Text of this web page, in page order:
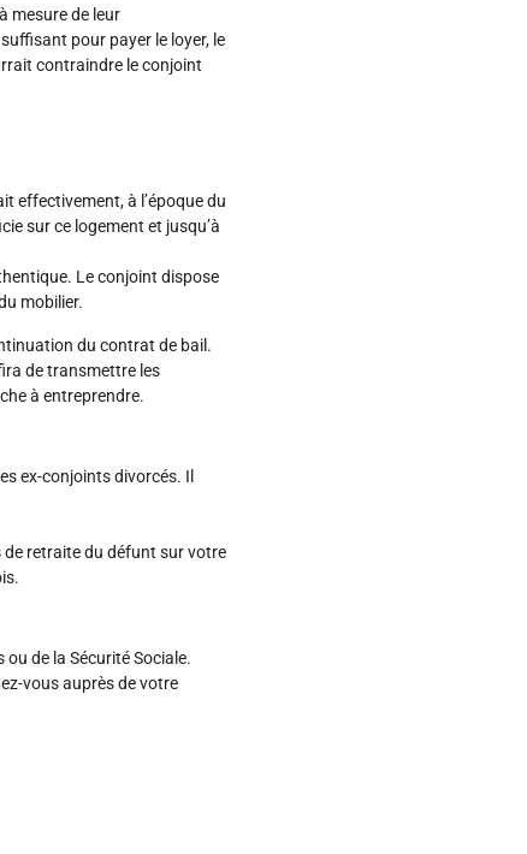
mesure de leur
pour payer le loyer, le
contraindre le conjoint
effectivement, à l’époque du
sur ce logement et jusqu’à
Le conjoint dispose
mobilier.
du contrat de bail.
de transmettre les
à entreprendre.
ex-conjoints divorcés. Il
retraite du défunt sur votre
de la Sécurité Sociale.
vous auprès de votre